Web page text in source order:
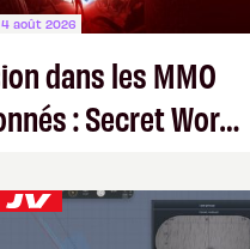
août 2026
dans les MMO
: Secret World